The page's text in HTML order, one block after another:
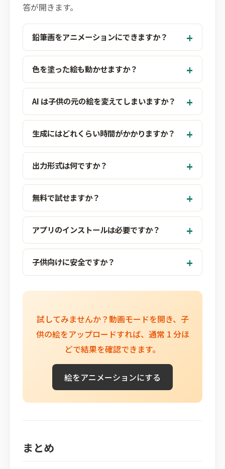
答が開きます。
鉛筆画をアニメーションにできますか？
色を塗った絵も動かせますか？
AI は子供の元の絵を変えてしまいますか？
生成にはどれくらい時間がかかりますか？
出力形式は何ですか？
無料で試せますか？
アプリのインストールは必要ですか？
子供向けに安全ですか？
試してみませんか？動画モードを開き、子
供の絵をアップロードすれば、通常 1 分ほ
どで結果を確認できます。
絵をアニメーションにする
まとめ